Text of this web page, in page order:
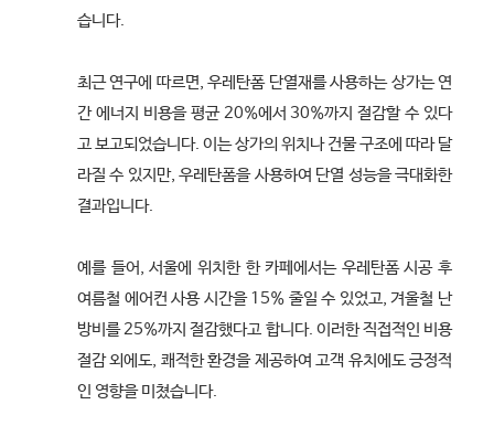
습니다.
최근 연구에 따르면, 우레탄폼 단열재를 사용하는 상가는 연
간 에너지 비용을 평균 20%에서 30%까지 절감할 수 있다
고 보고되었습니다. 이는 상가의 위치나 건물 구조에 따라 달
라질 수 있지만, 우레탄폼을 사용하여 단열 성능을 극대화한
결과입니다.
예를 들어, 서울에 위치한 한 카페에서는 우레탄폼 시공 후
여름철 에어컨 사용 시간을 15% 줄일 수 있었고, 겨울철 난
방비를 25%까지 절감했다고 합니다. 이러한 직접적인 비용
절감 외에도, 쾌적한 환경을 제공하여 고객 유치에도 긍정적
인 영향을 미쳤습니다.